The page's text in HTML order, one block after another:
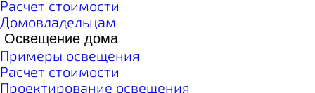
Расчет стоимости
Домовладельцам
Освещение дома
Примеры освещения
Расчет стоимости
Проектирование освещения